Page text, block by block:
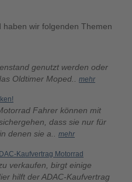
haben wir folgenden Themen
genutzt werden oder
Oldtimer Moped.. mehr
Fahrer können mit
dass sie nur für
denen sie a.. mehr
Kaufvertrag Motorrad
verkaufen, birgt einige
hilft der ADAC-Kaufvertrag